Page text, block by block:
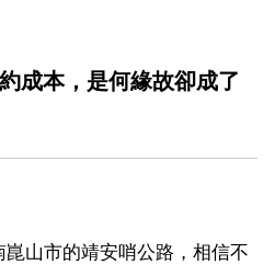
成本，是何緣故卻成了
山市的靖安哨公路，相信不